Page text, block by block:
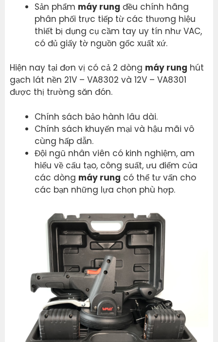
Sản phẩm máy rung đều chính hãng
phân phối trực tiếp từ các thương hiệu
thiết bị dụng cụ cầm tay uy tín như VAC,
có đủ giấy tờ nguồn gốc xuất xứ.
Hiện nay tại đơn vị có cả 2 dòng máy rung hút
gạch lát nền 21V – VA8302 và 12V – VA8301
được thị trường săn đón.
Chính sách bảo hành lâu dài.
Chính sách khuyến mại và hậu mãi vô
cùng hấp dẫn.
Đội ngũ nhân viên có kinh nghiệm, am
hiểu về cấu tạo, công suất, ưu điểm của
các dòng máy rung có thể tư vấn cho
các bạn những lựa chọn phù hợp.